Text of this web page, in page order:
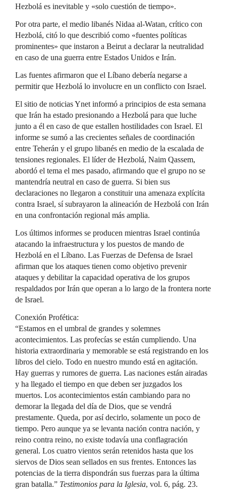
Hezbolá es inevitable y «solo cuestión de tiempo».
Por otra parte, el medio libanés Nidaa al-Watan, crítico con
Hezbolá, citó lo que describió como «fuentes políticas
prominentes» que instaron a Beirut a declarar la neutralidad
en caso de una guerra entre Estados Unidos e Irán.
Las fuentes afirmaron que el Líbano debería negarse a
permitir que Hezbolá lo involucre en un conflicto con Israel.
El sitio de noticias Ynet informó a principios de esta semana
que Irán ha estado presionando a Hezbolá para que luche
junto a él en caso de que estallen hostilidades con Israel. El
informe se sumó a las crecientes señales de coordinación
entre Teherán y el grupo libanés en medio de la escalada de
tensiones regionales. El líder de Hezbolá, Naim Qassem,
abordó el tema el mes pasado, afirmando que el grupo no se
mantendría neutral en caso de guerra. Si bien sus
declaraciones no llegaron a constituir una amenaza explícita
contra Israel, sí subrayaron la alineación de Hezbolá con Irán
en una confrontación regional más amplia.
Los últimos informes se producen mientras Israel continúa
atacando la infraestructura y los puestos de mando de
Hezbolá en el Líbano. Las Fuerzas de Defensa de Israel
afirman que los ataques tienen como objetivo prevenir
ataques y debilitar la capacidad operativa de los grupos
respaldados por Irán que operan a lo largo de la frontera norte
de Israel.
Conexión Profética:
“Estamos en el umbral de grandes y solemnes
acontecimientos. Las profecías se están cumpliendo. Una
historia extraordinaria y memorable se está registrando en los
libros del cielo. Todo en nuestro mundo está en agitación.
Hay guerras y rumores de guerra. Las naciones están airadas
y ha llegado el tiempo en que deben ser juzgados los
muertos. Los acontecimientos están cambiando para no
demorar la llegada del día de Dios, que se vendrá
prestamente. Queda, por así decirlo, solamente un poco de
tiempo. Pero aunque ya se levanta nación contra nación, y
reino contra reino, no existe todavía una conflagración
general. Los cuatro vientos serán retenidos hasta que los
siervos de Dios sean sellados en sus frentes. Entonces las
potencias de la tierra dispondrán sus fuerzas para la última
gran batalla.” Testimonios para la Iglesia, vol. 6, pág. 23.